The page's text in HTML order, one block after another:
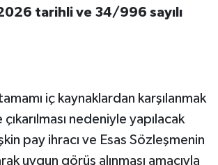
tarihli ve 34/996 sayılı
iç kaynaklardan karşılanmak
nedeniyle yapılacak
pay ihracı ve Esas Sözleşmenin
uygun görüş alınması amacıyla